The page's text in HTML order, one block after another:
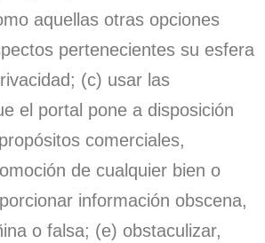
aquellas otras opciones
pertenecientes su esfera
(c) usar las
el portal pone a disposición
comerciales,
de cualquier bien o
información obscena,
o falsa; (e) obstaculizar,